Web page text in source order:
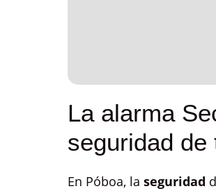
La alarma
seguridad de
En Póboa, la seguridad